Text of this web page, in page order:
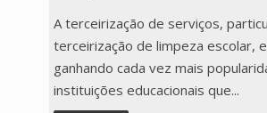
A terceirização de serviços,
terceirização de limpeza escolar,
ganhando cada vez mais
instituições educacionais que...